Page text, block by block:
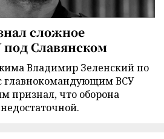
сложное
Славянском
Владимир Зеленский по
главнокомандующим ВСУ
признал, что оборона